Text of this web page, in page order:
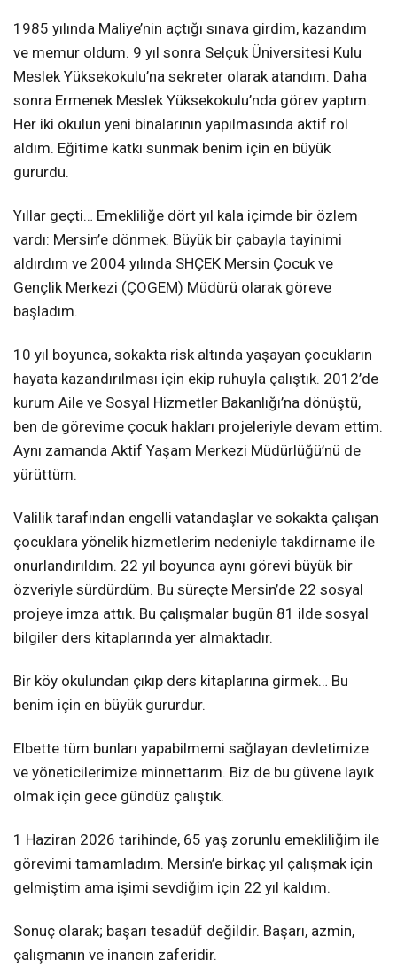
1985 yılında Maliye’nin açtığı sınava girdim, kazandım
ve memur oldum. 9 yıl sonra Selçuk Üniversitesi Kulu
Meslek Yüksekokulu’na sekreter olarak atandım. Daha
sonra Ermenek Meslek Yüksekokulu’nda görev yaptım.
Her iki okulun yeni binalarının yapılmasında aktif rol
aldım. Eğitime katkı sunmak benim için en büyük
gururdu.
Yıllar geçti… Emekliliğe dört yıl kala içimde bir özlem
vardı: Mersin’e dönmek. Büyük bir çabayla tayinimi
aldırdım ve 2004 yılında SHÇEK Mersin Çocuk ve
Gençlik Merkezi (ÇOGEM) Müdürü olarak göreve
başladım.
10 yıl boyunca, sokakta risk altında yaşayan çocukların
hayata kazandırılması için ekip ruhuyla çalıştık. 2012’de
kurum Aile ve Sosyal Hizmetler Bakanlığı’na dönüştü,
ben de görevime çocuk hakları projeleriyle devam ettim.
Aynı zamanda Aktif Yaşam Merkezi Müdürlüğü’nü de
yürüttüm.
Valilik tarafından engelli vatandaşlar ve sokakta çalışan
çocuklara yönelik hizmetlerim nedeniyle takdirname ile
onurlandırıldım. 22 yıl boyunca aynı görevi büyük bir
özveriyle sürdürdüm. Bu süreçte Mersin’de 22 sosyal
projeye imza attık. Bu çalışmalar bugün 81 ilde sosyal
bilgiler ders kitaplarında yer almaktadır.
Bir köy okulundan çıkıp ders kitaplarına girmek… Bu
benim için en büyük gururdur.
Elbette tüm bunları yapabilmemi sağlayan devletimize
ve yöneticilerimize minnettarım. Biz de bu güvene layık
olmak için gece gündüz çalıştık.
1 Haziran 2026 tarihinde, 65 yaş zorunlu emekliliğim ile
görevimi tamamladım. Mersin’e birkaç yıl çalışmak için
gelmiştim ama işimi sevdiğim için 22 yıl kaldım.
Sonuç olarak; başarı tesadüf değildir. Başarı, azmin,
çalışmanın ve inancın zaferidir.